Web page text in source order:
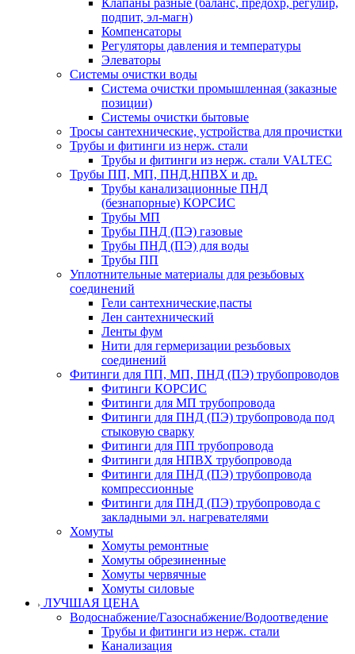
Клапаны разные (баланс, предохр, регулир,
подпит, эл-магн)
Компенсаторы
Регуляторы давления и температуры
Элеваторы
Системы очистки воды
Система очистки промышленная (заказные
позиции)
Системы очистки бытовые
Тросы сантехнические, устройства для прочистки
Трубы и фитинги из нерж. стали
Трубы и фитинги из нерж. стали VALTEC
Трубы ПП, МП, ПНД,НПВХ и др.
Трубы канализационные ПНД
(безнапорные) КОРСИС
Трубы МП
Трубы ПНД (ПЭ) газовые
Трубы ПНД (ПЭ) для воды
Трубы ПП
Уплотнительные материалы для резьбовых
соединений
Гели сантехнические,пасты
Лен сантехнический
Ленты фум
Нити для гермеризации резьбовых
соединений
Фитинги для ПП, МП, ПНД (ПЭ) трубопроводов
Фитинги КОРСИС
Фитинги для МП трубопровода
Фитинги для ПНД (ПЭ) трубопровода под
стыковую сварку
Фитинги для ПП трубопровода
Фитинги для НПВХ трубопровода
Фитинги для ПНД (ПЭ) трубопровода
компрессионные
Фитинги для ПНД (ПЭ) трубопровода с
закладными эл. нагревателями
Хомуты
Хомуты ремонтные
Хомуты обрезиненные
Хомуты червячные
Хомуты силовые
ЛУЧШАЯ ЦЕНА
Водоснабжение/Газоснабжение/Водоотведение
Трубы и фитинги из нерж. стали
Канализация